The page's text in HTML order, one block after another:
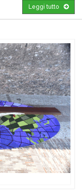
Leggi tutto